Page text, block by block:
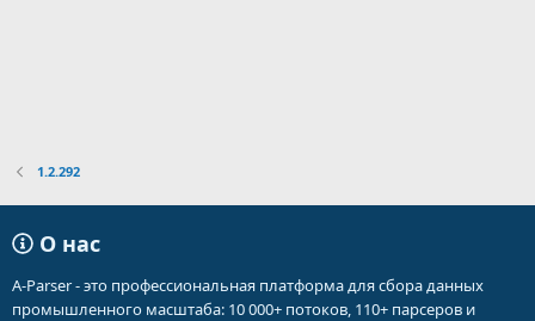
1.2.292
О нас
A-Parser - это профессиональная платформа для сбора данных
промышленного масштаба: 10 000+ потоков, 110+ парсеров и